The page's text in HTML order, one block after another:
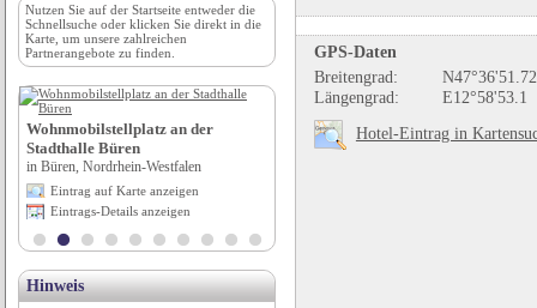
GPS-Daten
Breitengrad:
N47°36'51.72
Längengrad:
E12°58'53.1
Hotel-Eintrag in
Nutzen Sie auf der Startseite entweder die
Schnellsuche oder klicken Sie direkt in die
Karte, um unsere zahlreichen
Partnerangebote zu finden.
Wohnmobilstellplatz an der
Stadthalle Büren
in Büren, Nordrhein-Westfalen
Eintrag auf Karte anzeigen
Eintrags-Details anzeigen
Kurcamping Erlengrund Camping-
Apppartements-Bungalows
Hinweis